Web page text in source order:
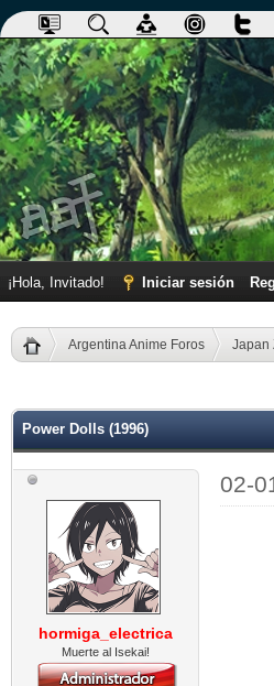
¡Hola, Invitado! Iniciar sesión
Argentina Anime Foros Japan
Power Dolls (1996)
hormiga_electrica
Muerte al Isekai!
02-